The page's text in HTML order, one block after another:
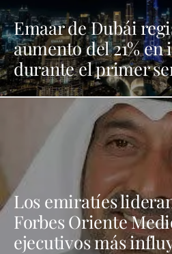
Emaar de Dubái
aumento del 21% en
durante el primer
Los emiratíes
Forbes Oriente
ejecutivos más